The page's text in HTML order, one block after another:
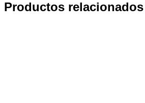
Productos relacionados